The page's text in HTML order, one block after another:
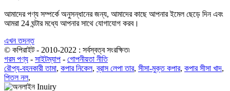
আমাদের পণ্য সম্পর্কে অনুসন্ধানের জন্য, আমাদের কাছে আপনার ইমেল ছেড়ে দিন এবং
আমরা 24 ঘন্টার মধ্যে আপনার সাথে যোগাযোগ করব।
এখন তদন্ত
© কপিরাইট - 2010-2022 : সর্বস্বত্ব সংরক্ষিত৷
গরম পণ্য - সাইটম্যাপ - গোপনীয়তা নীতি
রৌপ্য-বহনকারী তামা, কপার নিকেল,ব্রাস লেপা তার, সীসা-মুক্ত কপার, কপার সীসা খাদ,
পিতল নল,